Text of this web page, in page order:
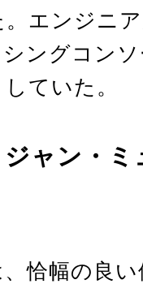
エンジニ
ングコン
ていた。
ャン・ミ
恰幅の良